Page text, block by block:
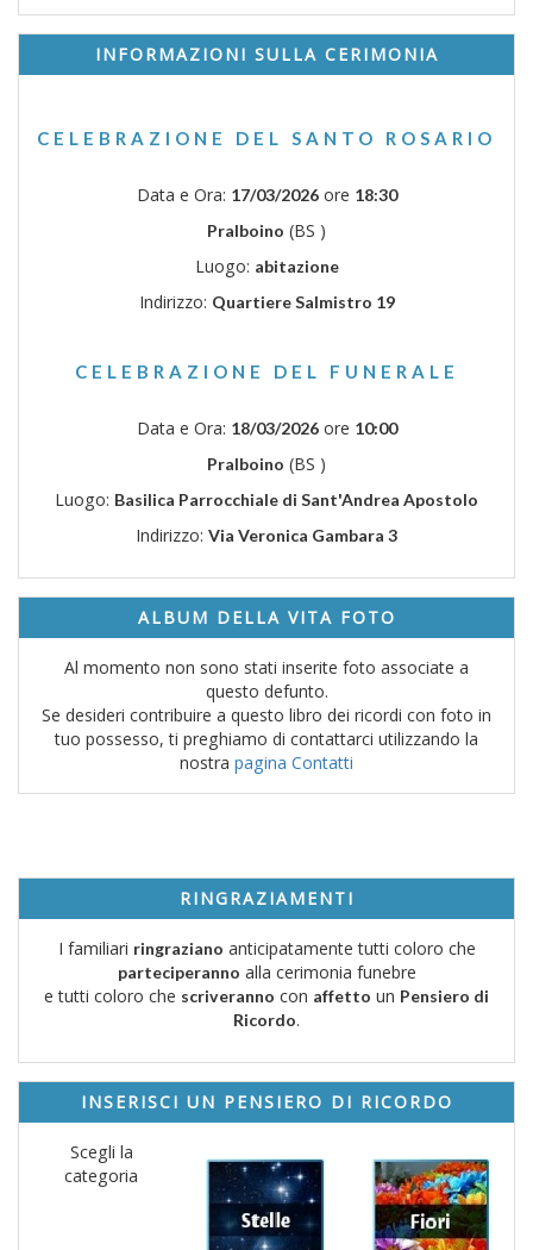
INFORMAZIONI SULLA CERIMONIA
CELEBRAZIONE DEL SANTO ROSARIO
Data e Ora: 17/03/2026ore 18:30
Pralboino (BS )
Luogo: abitazione
Indirizzo: Quartiere Salmistro 19
CELEBRAZIONE DEL FUNERALE
Data e Ora: 18/03/2026ore 10:00
Pralboino (BS )
Luogo: Basilica Parrocchiale di Sant'Andrea Apostolo
Indirizzo: Via Veronica Gambara 3
ALBUM DELLA VITA FOTO
Al momento non sono stati inserite foto associate a
questo defunto.
Se desideri contribuire a questo libro dei ricordi con foto in
tuo possesso, ti preghiamo di contattarci utilizzando la
nostra pagina Contatti
RINGRAZIAMENTI
I familiari ringraziano anticipatamente tutti coloro che
parteciperanno alla cerimonia funebre
e tutti coloro che scriveranno con affetto un Pensiero di
Ricordo.
INSERISCI UN PENSIERO DI RICORDO
Scegli la
categoria